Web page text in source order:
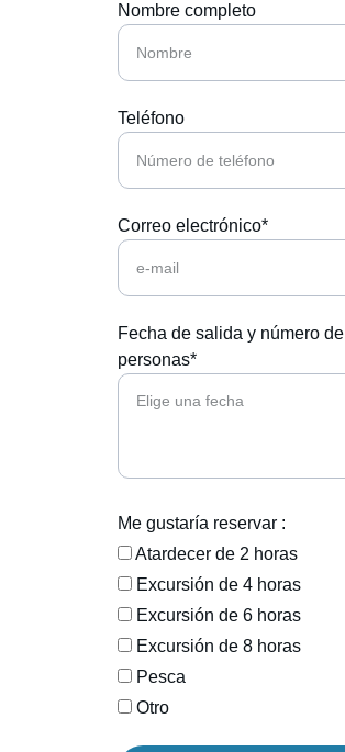
Nombre completo
Teléfono
Correo electrónico*
Fecha de salida y número de
personas*
Me gustaría reservar :
Atardecer de 2 horas
Excursión de 4 horas
Excursión de 6 horas
Excursión de 8 horas
Pesca
Otro